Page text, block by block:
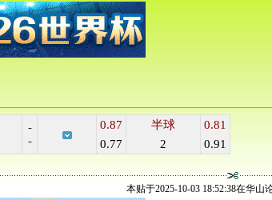
-
-
0.87
0.77
半球
2
0.81
0.91
本贴于2025-10-03 18:52:38在华山